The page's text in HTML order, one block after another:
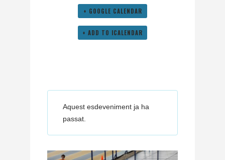
+ GOOGLE CALENDAR
+ ADD TO ICALENDAR
Aquest esdeveniment ja ha
passat.